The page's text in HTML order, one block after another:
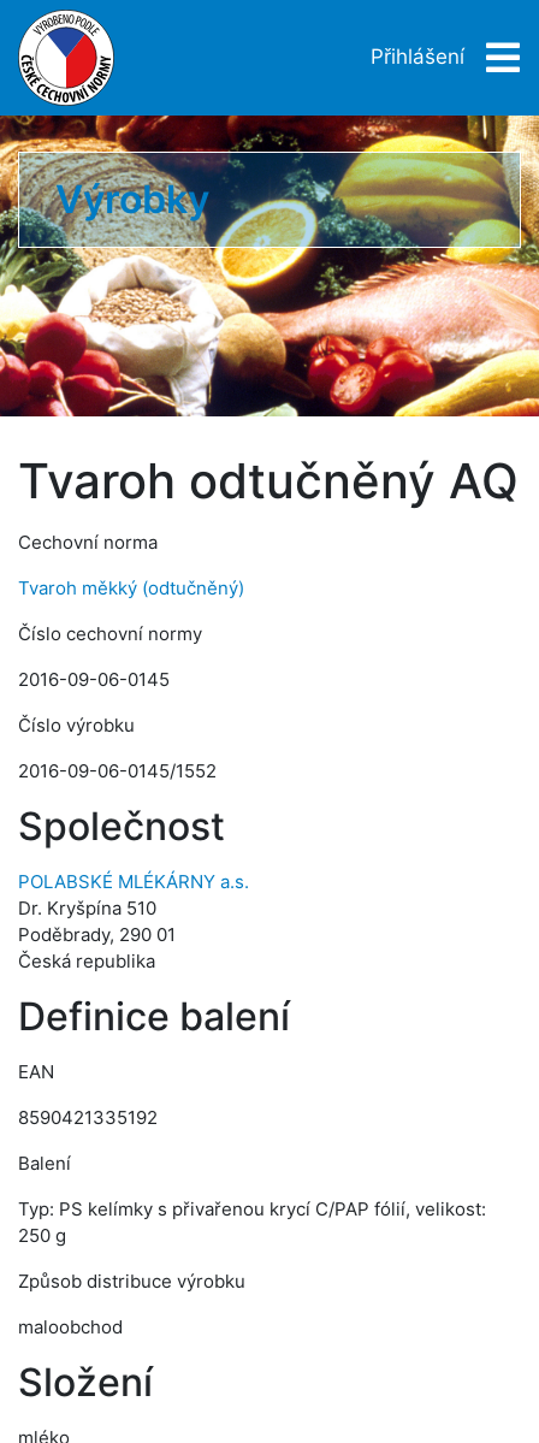
Přihlášení
Výrobky
Tvaroh odtučněný AQ
Cechovní norma
Tvaroh měkký (odtučněný)
Číslo cechovní normy
2016-09-06-0145
Číslo výrobku
2016-09-06-0145/1552
Společnost
POLABSKÉ MLÉKÁRNY a.s.
Dr. Kryšpína 510
Poděbrady, 290 01
Česká republika
Definice balení
EAN
8590421335192
Balení
Typ: PS kelímky s přivařenou krycí C/PAP fólií, velikost:
250 g
Způsob distribuce výrobku
maloobchod
Složení
mléko